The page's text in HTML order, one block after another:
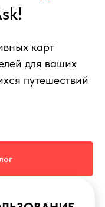
карт
для ваших
путешествий